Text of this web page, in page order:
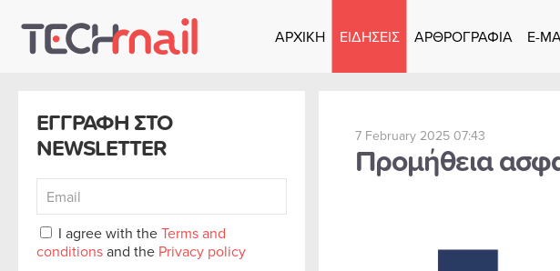
Skip to main content
ΑΡΧΙΚΗ ΕΙΔΗΣΕΙΣ ΑΡΘΡΟΓΡΑΦΙΑ E-
ΕΓΓΡΑΦΗ ΣΤΟ
NEWSLETTER
I agree with theTerms and
conditionsand the Privacy policy
7 February 2025 07:43
Προμήθεια